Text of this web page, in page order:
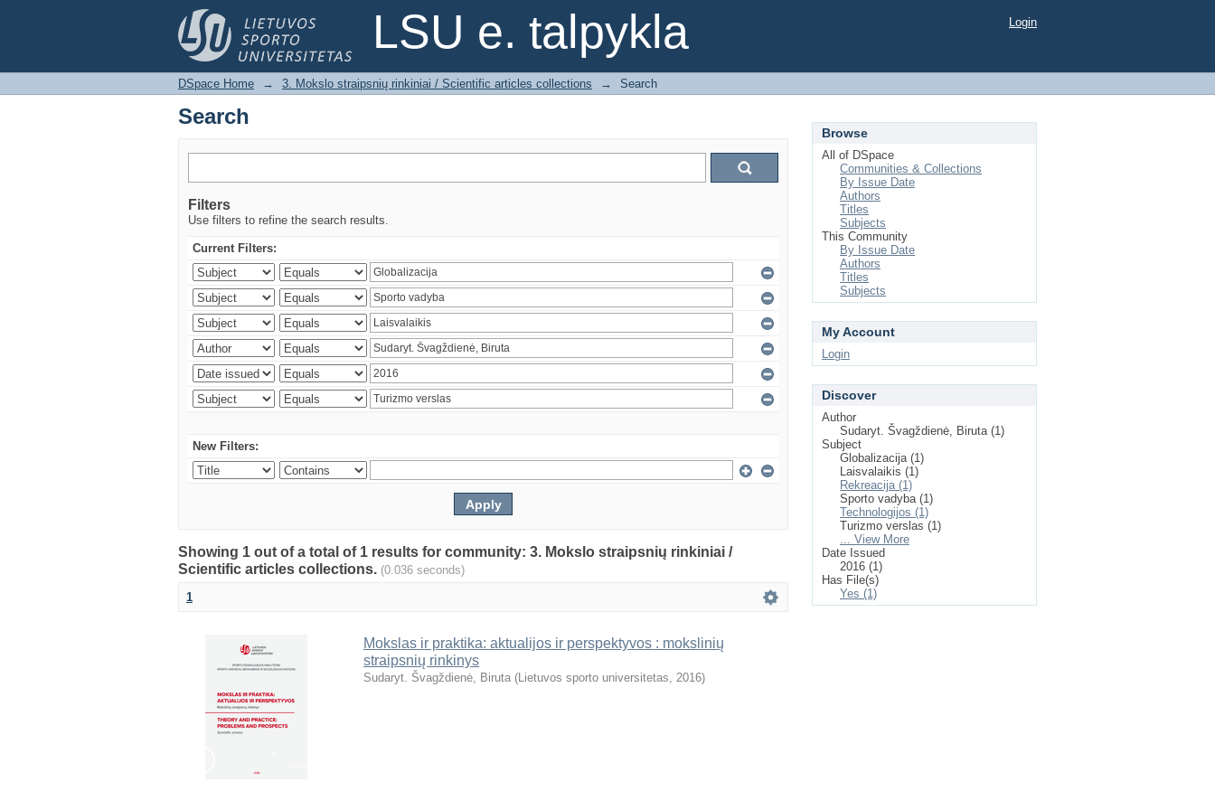
LSU e. talpykla
Search Login
DSpace Home → 3. Mokslo straipsnių rinkiniai / Scientific articles collections → Search
Search
Filters
Use filters to refine the search results.
Current Filters:
New Filters:
Showing 1 out of a total of 1 results for community: 3. Mokslo straipsnių rinkiniai /
Scientific articles collections. (0.036 seconds)
1
Mokslas ir praktika: aktualijos ir perspektyvos : mokslinių
straipsnių rinkinys
Sudaryt. Švagždienė, Biruta (Lietuvos sporto universitetas, 2016)
Browse
All of DSpace
Communities & Collections
By Issue Date
Authors
Titles
Subjects
This Community
By Issue Date
Authors
Titles
Subjects
My Account
Login
Discover
Author
Sudaryt. Švagždienė, Biruta (1)
Subject
Globalizacija (1)
Laisvalaikis (1)
Rekreacija (1)
Sporto vadyba (1)
Technologijos (1)
Turizmo verslas (1)
... View More
Date Issued
2016 (1)
Has File(s)
Yes (1)